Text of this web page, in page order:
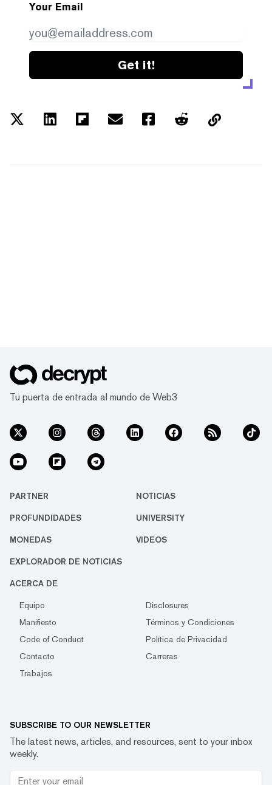
Your Email
Get it!
Tu puerta de entrada al mundo de Web3
PARTNER NOTICIAS
PROFUNDIDADES UNIVERSITY
MONEDAS VIDEOS
EXPLORADOR DE NOTICIAS
ACERCA DE
Equipo
Disclosures
Manifiesto
Términos y Condiciones
Code of Conduct
Política de Privacidad
Contacto
Carreras
Trabajos
SUBSCRIBE TO OUR NEWSLETTER
The latest news, articles, and resources, sent to your inbox
weekly.